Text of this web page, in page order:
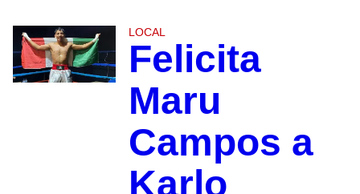
LOCAL
Felicita
Maru
Campos a
Karlo